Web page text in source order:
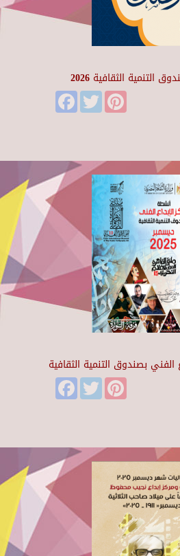
الثقافية 2026
FacebookTwitter
الفني بصندوق التنمية الثقافية
FacebookTwitter